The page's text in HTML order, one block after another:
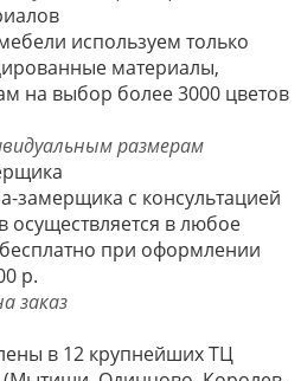
используем только
материалы,
на выбор более 3000 цветов
замерщика с консультацией
в любое
при оформлении
р.
в 12 крупнейших ТЦ